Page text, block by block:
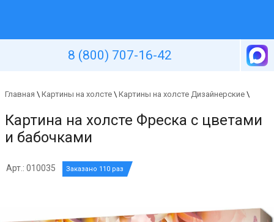
8 (800) 707-16-42
Главная \ Картины на холсте \ Картины на холсте Дизайнерские \
Картина на холсте Фреска с цветами
и бабочками
Арт.: 010035 Заказано 110 раз